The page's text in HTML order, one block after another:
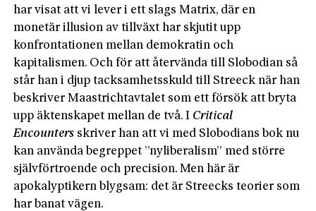
har visat att vi lever i ett slags Matrix, där en
monetär illusion av tillväxt har skjutit upp
konfrontationen mellan demokratin och
kapitalismen. Och för att återvända till Slobodian så
står han i djup tacksamhetsskuld till Streeck när han
beskriver Maastrichtavtalet som ett försök att bryta
upp äktenskapet mellan de två. I Critical
Encounters skriver han att vi med Slobodians bok nu
kan använda begreppet ”nyliberalism” med större
självförtroende och precision. Men här är
apokalyptikern blygsam: det är Streecks teorier som
har banat vägen.